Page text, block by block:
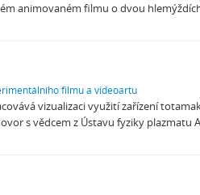
animovaném filmu o dvou
filmu a videoartu
vizualizaci využití zařízení
s vědcem z Ústavu fyziky plazmatu